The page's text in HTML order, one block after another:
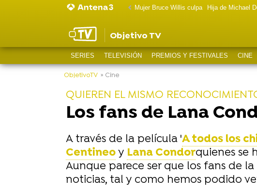
Mujer Bruce Willis culpa Hija de Michael
Objetivo TV
SERIES TELEVISIÓN PREMIOS Y FESTIVALES CINE
ObjetivoTV » Cine
QUIEREN EL MISMO
Los fans de Lana
A través de la película 'A todos los
Centineoy Lana Condorquienes se
Aunque parece ser que los fans de
noticias, tal y como hemos podido